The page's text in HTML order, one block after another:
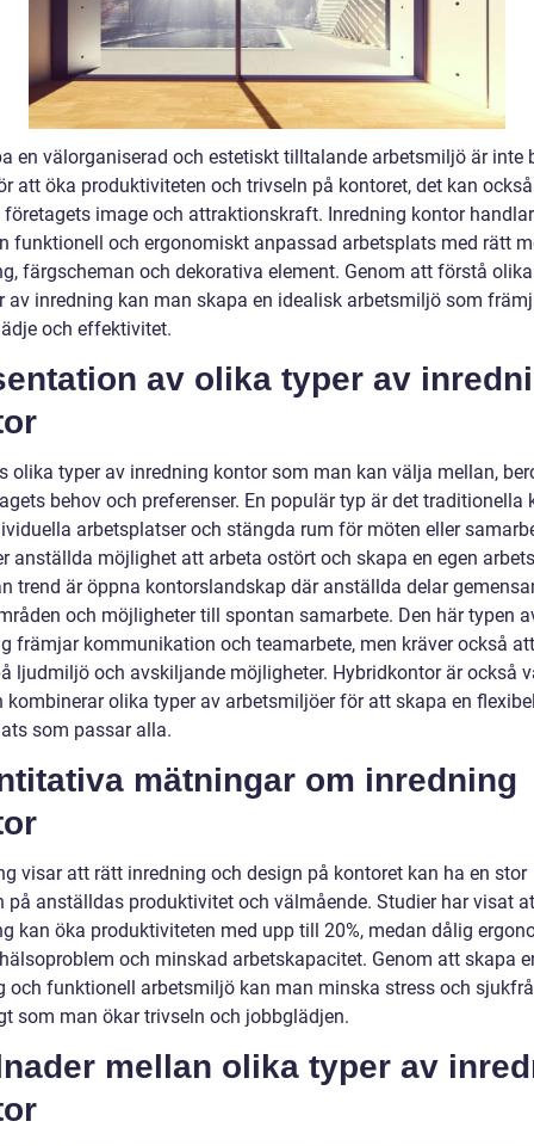
en välorganiserad och estetiskt tilltalande arbetsmiljö är inte
att öka produktiviteten och trivseln på kontoret, det kan också
företagets image och attraktionskraft. Inredning kontor
funktionell och ergonomiskt anpassad arbetsplats med rätt
färgscheman och dekorativa element. Genom att förstå olika
av inredning kan man skapa en idealisk arbetsmiljö som
och effektivitet.
av olika typer av
olika typer av inredning kontor som man kan välja mellan,
behov och preferenser. En populär typ är det traditionella
arbetsplatser och stängda rum för möten eller
anställda möjlighet att arbeta ostört och skapa en egen
trend är öppna kontorslandskap där anställda delar
och möjligheter till spontan samarbete. Den här typen
främjar kommunikation och teamarbete, men kräver också
ljudmiljö och avskiljande möjligheter. Hybridkontor är också
kombinerar olika typer av arbetsmiljöer för att skapa en
som passar alla.
mätningar om inredning
visar att rätt inredning och design på kontoret kan ha en stor
på anställdas produktivitet och välmående. Studier har visat
kan öka produktiviteten med upp till 20%, medan dålig
och minskad arbetskapacitet. Genom att skapa
och funktionell arbetsmiljö kan man minska stress och
som man ökar trivseln och jobbglädjen.
mellan olika typer av